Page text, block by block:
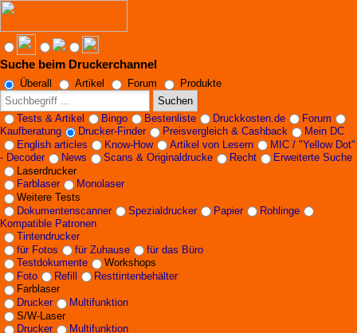
Suche beim Druckerchannel
Überall Artikel Forum
Produkte
Suchen
Tests & Artikel
Bingo Bestenliste Druckkosten.de
Forum
Kaufberatung
Drucker-Finder Preisvergleich & Cashback
Mein DC
English articles
Know-How Artikel von Lesern
MIC / "Yellow Dot"
- Decoder
News Scans & Originaldrucke Recht
Erweiterte Suche
Laserdrucker
Farblaser
Monolaser
Weitere Tests
Dokumentenscanner
Spezialdrucker Papier
Rohlinge
Kompatible Patronen
Tintendrucker
für Fotos
für Zuhause
für das Büro
Testdokumente
Workshops
Foto
Refill
Resttintenbehälter
Farblaser
Drucker
Multifunktion
S/W-Laser
Drucker
Multifunktion